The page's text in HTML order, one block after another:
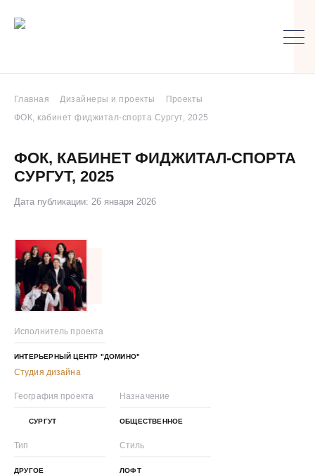
Главная Дизайнеры и проекты
Проекты
ФОК, кабинет фиджитал-спорта Сургут, 2025
ФОК, КАБИНЕТ ФИДЖИТАЛ-СПОРТА
СУРГУТ, 2025
Дата публикации: 26 января 2026
Исполнитель проекта
ИНТЕРЬЕРНЫЙ ЦЕНТР "ДОМИНО"
Студия дизайна
География проекта
СУРГУТ
Назначение
ОБЩЕСТВЕННОЕ
Тип
ДРУГОЕ
Стиль
ЛОФТ